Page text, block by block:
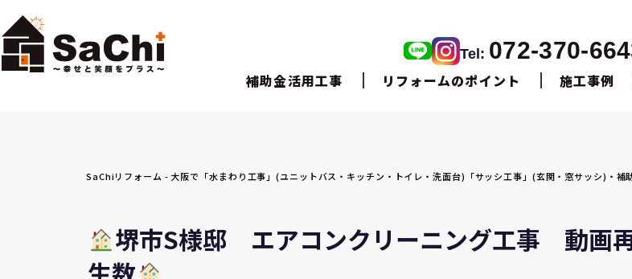
Tel: 072-370-
補助金活用工事 リフォームのポイント 施工事例
SaChiリフォーム - 大阪で「水まわり工事」(ユニットバス・キッチン・トイレ・洗面台)「サッシ工事」(玄関・窓サッシ)・補
堺市S様邸 エアコンクリーニング工事 動画